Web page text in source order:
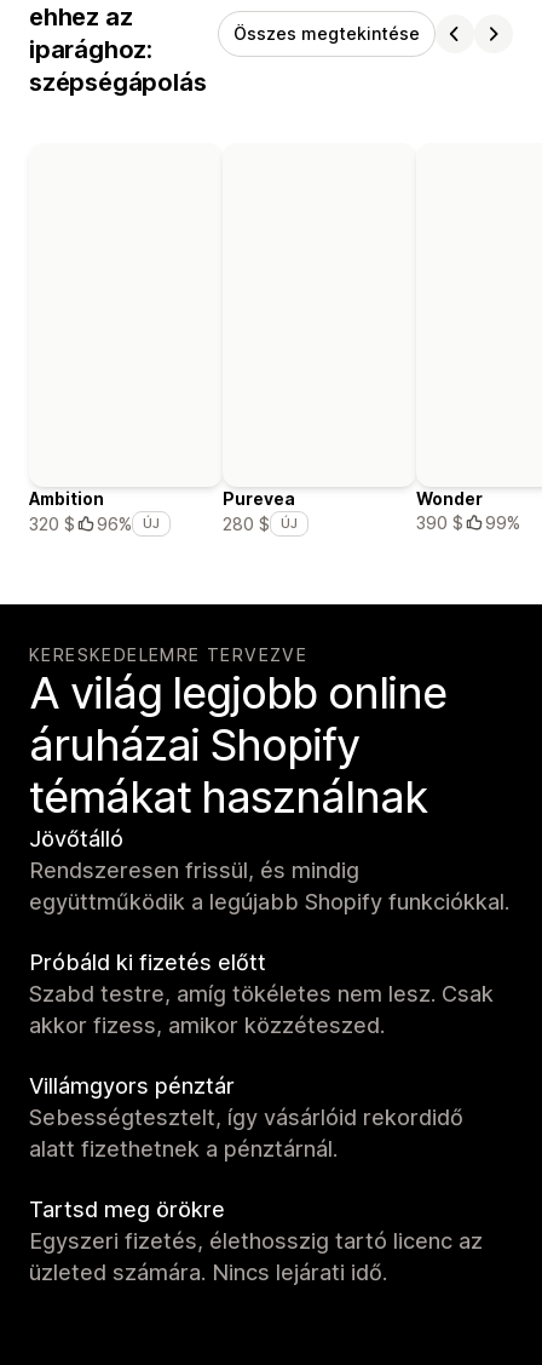
ehhez az
iparághoz:
szépségápolás
Összes megtekintése
Ambition
320 $
96% ÚJ
Purevea
280 $
ÚJ
Wonder
390 $
99%
KERESKEDELEMRE TERVEZVE
A világ legjobb online
áruházai Shopify
témákat használnak
Jövőtálló
Rendszeresen frissül, és mindig
együttműködik a legújabb Shopify funkciókkal.
Próbáld ki fizetés előtt
Szabd testre, amíg tökéletes nem lesz. Csak
akkor fizess, amikor közzéteszed.
Villámgyors pénztár
Sebességtesztelt, így vásárlóid rekordidő
alatt fizethetnek a pénztárnál.
Tartsd meg örökre
Egyszeri fizetés, élethosszig tartó licenc az
üzleted számára. Nincs lejárati idő.